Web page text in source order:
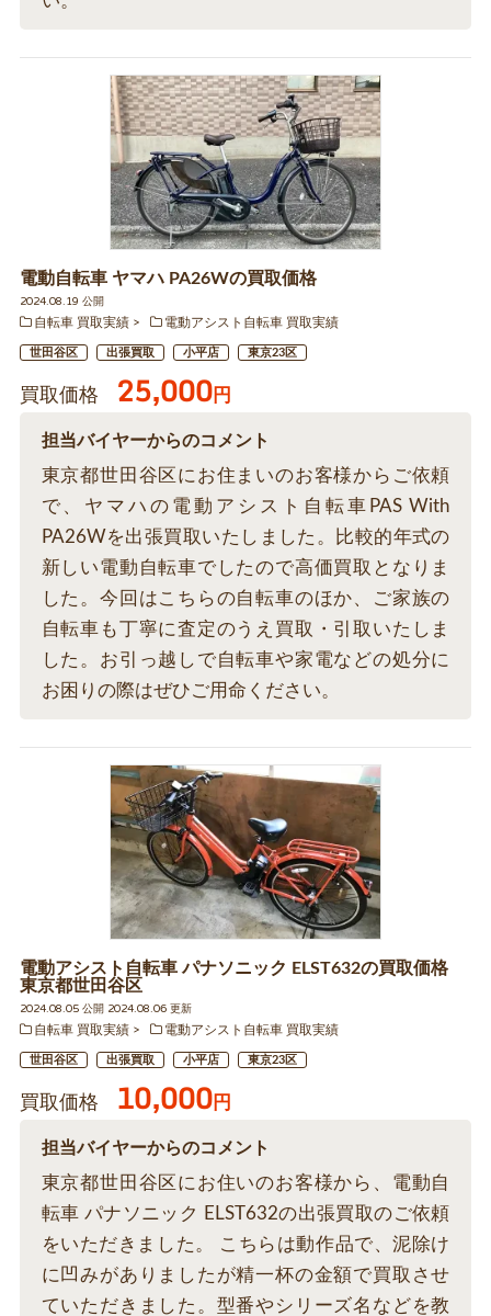
電動自転車 ヤマハ PA26Wの買取価格
2024.08.19 公開
自転車 買取実績
電動アシスト自転車 買取実績
世田谷区 出張買取 小平店 東京23区
買取価格 25,000円
担当バイヤーからのコメント
東京都世田谷区にお住まいのお客様からご依頼
で、ヤマハの電動アシスト自転車PAS With
PA26Wを出張買取いたしました。比較的年式の
新しい電動自転車でしたので高価買取となりま
した。今回はこちらの自転車のほか、ご家族の
自転車も丁寧に査定のうえ買取・引取いたしま
した。お引っ越しで自転車や家電などの処分に
お困りの際はぜひご用命ください。
電動アシスト自転車 パナソニック ELST632の買取価格
東京都世田谷区
2024.08.05 公開 2024.08.06 更新
自転車 買取実績
電動アシスト自転車 買取実績
世田谷区 出張買取 小平店 東京23区
買取価格 10,000円
担当バイヤーからのコメント
東京都世田谷区にお住いのお客様から、電動自
転車 パナソニック ELST632の出張買取のご依頼
をいただきました。 こちらは動作品で、泥除け
に凹みがありましたが精一杯の金額で買取させ
ていただきました。型番やシリーズ名などを教